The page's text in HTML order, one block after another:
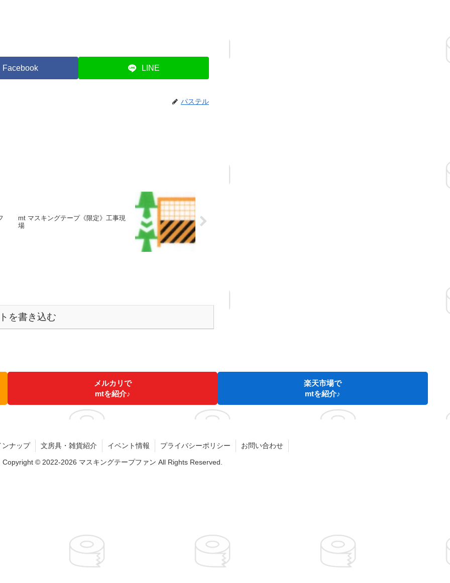
Facebook LINE
パステル
mt マスキングテープ《限定》工事現
場
を書き込む
メルカリで
mtを紹介♪
楽天市場で
mtを紹介♪
ナップ 文房具・雑貨紹介 イベント情報 プライバシーポリシー お問い合わせ
Copyright © 2022-2026 マスキングテープファン All Rights Reserved.